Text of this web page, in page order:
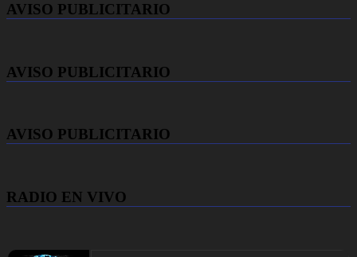
AVISO PUBLICITARIO
AVISO PUBLICITARIO
AVISO PUBLICITARIO
RADIO EN VIVO